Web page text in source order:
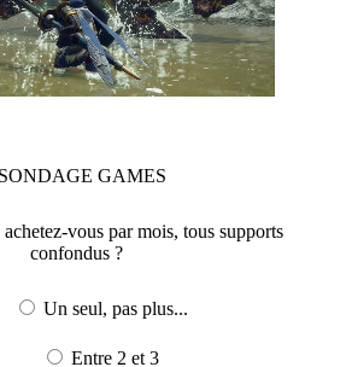
SONDAGE GAMES
vous par mois, tous supports
confondus ?
Un seul, pas plus...
Entre 2 et 3